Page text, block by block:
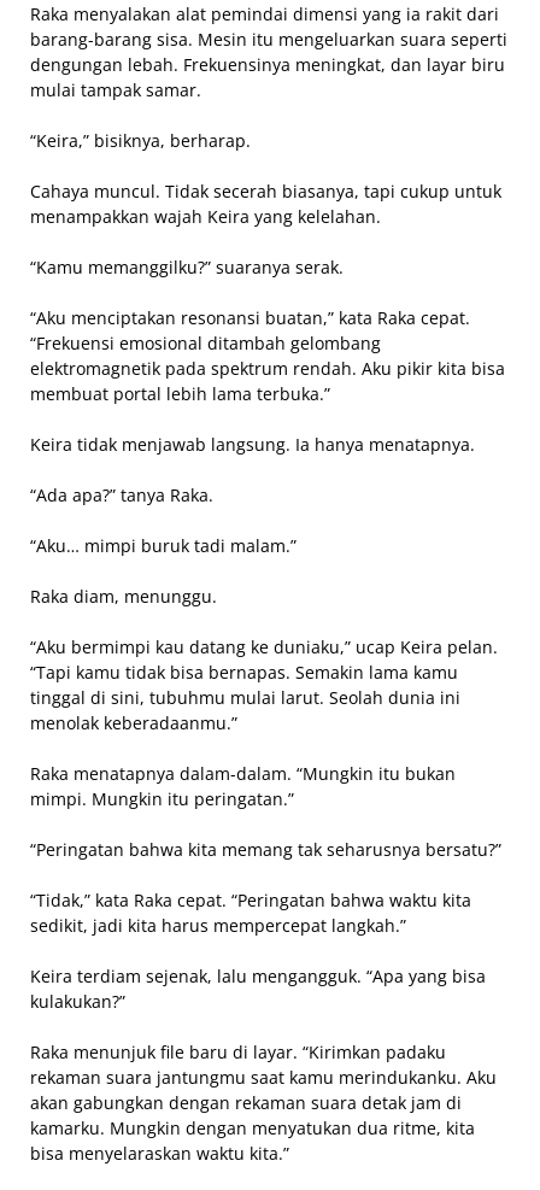
Raka menyalakan alat pemindai dimensi yang ia rakit dari
barang-barang sisa. Mesin itu mengeluarkan suara seperti
dengungan lebah. Frekuensinya meningkat, dan layar biru
mulai tampak samar.
“Keira,” bisiknya, berharap.
Cahaya muncul. Tidak secerah biasanya, tapi cukup untuk
menampakkan wajah Keira yang kelelahan.
“Kamu memanggilku?” suaranya serak.
“Aku menciptakan resonansi buatan,” kata Raka cepat.
“Frekuensi emosional ditambah gelombang
elektromagnetik pada spektrum rendah. Aku pikir kita bisa
membuat portal lebih lama terbuka.”
Keira tidak menjawab langsung. Ia hanya menatapnya.
“Ada apa?” tanya Raka.
“Aku… mimpi buruk tadi malam.”
Raka diam, menunggu.
“Aku bermimpi kau datang ke duniaku,” ucap Keira pelan.
“Tapi kamu tidak bisa bernapas. Semakin lama kamu
tinggal di sini, tubuhmu mulai larut. Seolah dunia ini
menolak keberadaanmu.”
Raka menatapnya dalam-dalam. “Mungkin itu bukan
mimpi. Mungkin itu peringatan.”
“Peringatan bahwa kita memang tak seharusnya bersatu?”
“Tidak,” kata Raka cepat. “Peringatan bahwa waktu kita
sedikit, jadi kita harus mempercepat langkah.”
Keira terdiam sejenak, lalu mengangguk. “Apa yang bisa
kulakukan?”
Raka menunjuk file baru di layar. “Kirimkan padaku
rekaman suara jantungmu saat kamu merindukanku. Aku
akan gabungkan dengan rekaman suara detak jam di
kamarku. Mungkin dengan menyatukan dua ritme, kita
bisa menyelaraskan waktu kita.”